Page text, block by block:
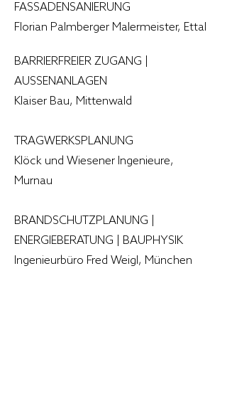
FASSADENSANIERUNG
Florian Palmberger Malermeister, Ettal
BARRIERFREIER ZUGANG |
AUSSENANLAGEN
Klaiser Bau, Mittenwald
TRAGWERKSPLANUNG
Klöck und Wiesener Ingenieure,
Murnau
BRANDSCHUTZPLANUNG |
ENERGIEBERATUNG | BAUPHYSIK
Ingenieurbüro Fred Weigl, München